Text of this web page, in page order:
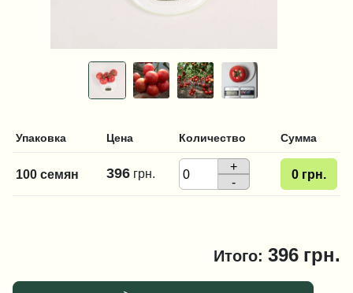
Упаковка Цена Количество Сумма
100 семян 396 грн.
+
-
0 грн.
Итого: 396 грн.